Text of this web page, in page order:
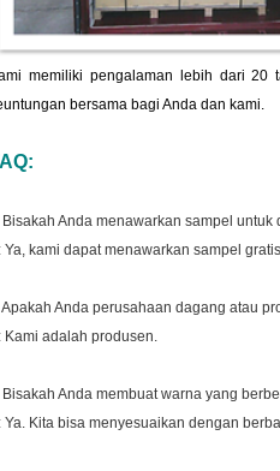
memiliki pengalaman lebih dari 20
bersama bagi Anda dan kami.
Bisakah Anda menawarkan sampel untuk
Ya, kami dapat menawarkan sampel
Apakah Anda perusahaan dagang atau
Kami adalah produsen.
Bisakah Anda membuat warna yang
Ya. Kita bisa menyesuaikan dengan